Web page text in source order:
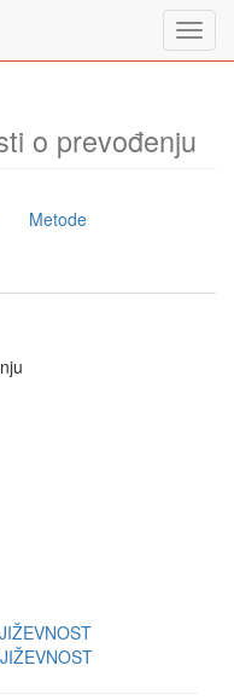
o prevođenju
Metode